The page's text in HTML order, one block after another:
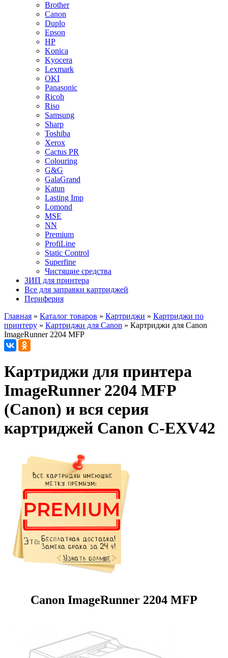
Brother
Canon
Duplo
Epson
HP
Konica
Kyocera
Lexmark
OKI
Panasonic
Ricoh
Riso
Samsung
Sharp
Toshiba
Xerox
Cactus PR
Colouring
G&G
GalaGrand
Katun
Lasting Imp
Lomond
MSE
NN
Premium
ProfiLine
Static Control
Superfine
Чистящие средства
ЗИП для принтера
Все для заправки картриджей
Периферия
Главная » Каталог товаров » Картриджи » Картриджи по
принтеру » Картриджи для Canon » Картриджи для Canon
ImageRunner 2204 MFP
Картриджи для принтера
ImageRunner 2204 MFP
(Canon) и вся серия
картриджей Canon C-EXV42
Canon ImageRunner 2204 MFP